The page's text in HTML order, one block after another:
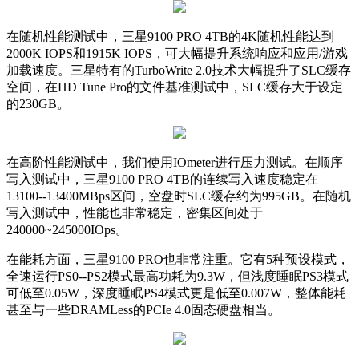
在随机性能测试中，三星9100 PRO 4TB的4K随机性能达到
2000K IOPS和1915K IOPS，可大幅提升系统响应和应用/游戏
加载速度。三星特有的TurboWrite 2.0技术大幅提升了SLC缓存
空间，在HD Tune Pro的文件基准测试中，SLC缓存大于设定
的230GB。
在高阶性能测试中，我们使用IOmeter进行压力测试。在顺序
写入测试中，三星9100 PRO 4TB的连续写入速度稳定在
13100--13400MBps区间，空盘时SLC缓存约为995GB。在随机
写入测试中，性能也非常稳定，密集区间处于
240000~245000IOps。
在能耗方面，三星9100 PRO也非常注重。它有5种预设模式，
全速运行PS0--PS2模式最高功耗为9.3W，但浅度睡眠PS3模式
可低至0.05W，深度睡眠PS4模式更是低至0.007W，整体能耗
甚至与一些DRAMLess的PCIe 4.0固态硬盘相当。